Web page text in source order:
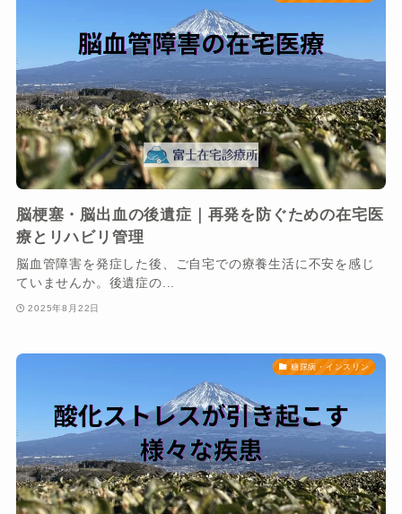
脳梗塞・脳出血の後遺症｜再発を防ぐための在宅医
療とリハビリ管理
脳血管障害を発症した後、ご自宅での療養生活に不安を感じ
ていませんか。後遺症の...
2025年8月22日
糖尿病・インスリン